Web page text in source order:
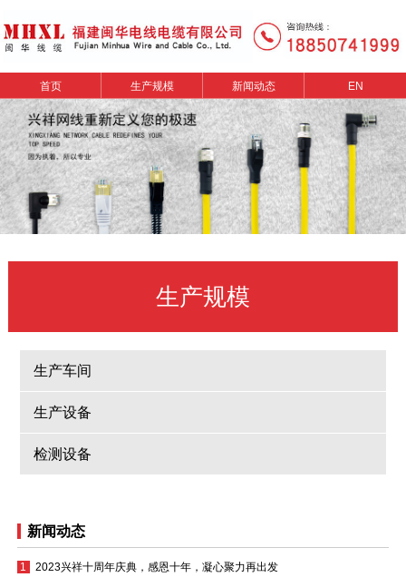
首页 生产规模 新闻动态 EN
生产规模
生产车间
生产设备
检测设备
新闻动态
2023兴祥十周年庆典，感恩十年，凝心聚力再出发